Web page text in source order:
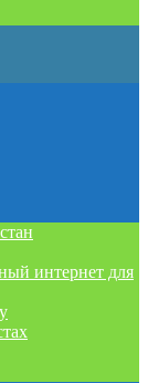
интернет для